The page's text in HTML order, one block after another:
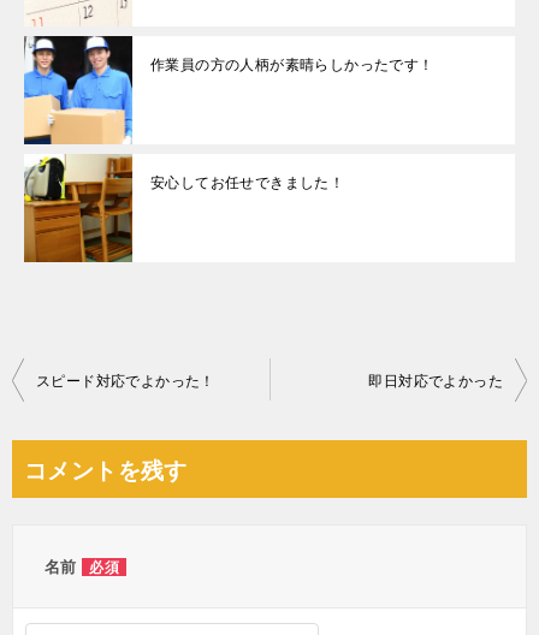
作業員の方の人柄が素晴らしかったです！
安心してお任せできました！
投
ビ
スピード対応でよかった！ 即日対応でよかった
コメントを残す
名前 必須